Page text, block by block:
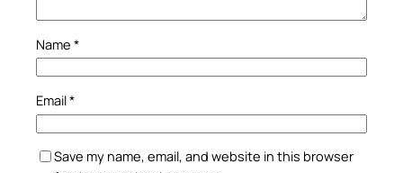
Name *
Email*
Save my name, email, and website in this browser